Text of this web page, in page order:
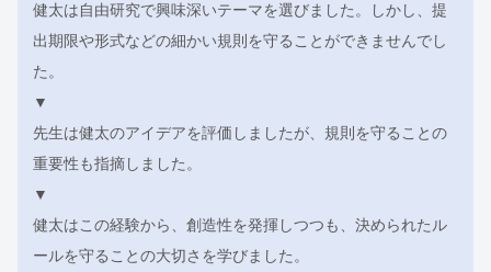
健太は自由研究で興味深いテーマを選びました。しかし、提
出期限や形式などの細かい規則を守ることができませんでし
た。
▼
先生は健太のアイデアを評価しましたが、規則を守ることの
重要性も指摘しました。
▼
健太はこの経験から、創造性を発揮しつつも、決められたル
ールを守ることの大切さを学びました。